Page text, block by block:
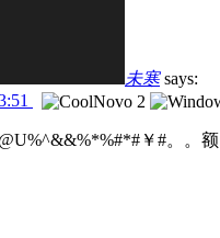
未寒 says:
￥#。。额